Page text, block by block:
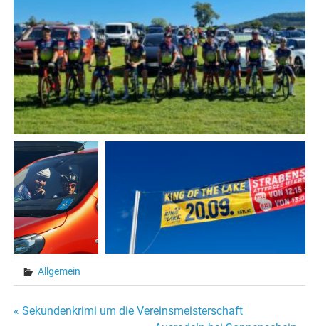
Allgemein
Beitragsnavigation
« Sekundenkrimi um die Vereinsmeisterschaft